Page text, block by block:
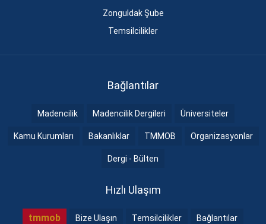
Zonguldak Şube
Temsilcilikler
Bağlantılar
Madencilik Madencilik Dergileri Üniversiteler
Kamu Kurumları Bakanlıklar TMMOB Organizasyonlar
Dergi - Bülten
Hızlı Ulaşım
tmmob Bize Ulaşın Temsilcilikler Bağlantılar